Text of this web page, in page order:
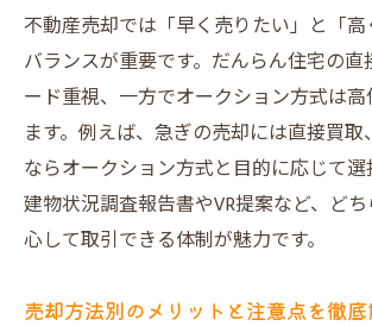
不動産売却では「早く売りたい」と「
バランスが重要です。だんらん住宅の
ード重視、一方でオークション方式は
ます。例えば、急ぎの売却には直接買
ならオークション方式と目的に応じて選
建物状況調査報告書やVR提案など、ど
心して取引できる体制が魅力です。
売却方法別のメリットと注意点を徹